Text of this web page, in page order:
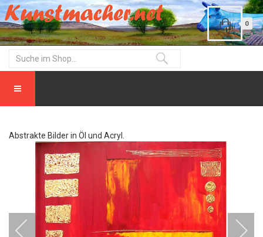
0
Abstrakte Bilder in Öl und Acryl.